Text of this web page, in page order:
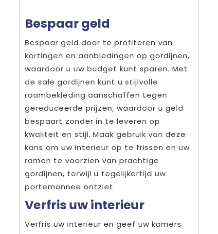
Bespaar geld
Bespaar geld door te profiteren van
kortingen en aanbiedingen op gordijnen,
waardoor u uw budget kunt sparen. Met
de sale gordijnen kunt u stijlvolle
raambekleding aanschaffen tegen
gereduceerde prijzen, waardoor u geld
bespaart zonder in te leveren op
kwaliteit en stijl. Maak gebruik van deze
kans om uw interieur op te frissen en uw
ramen te voorzien van prachtige
gordijnen, terwijl u tegelijkertijd uw
portemonnee ontziet.
Verfris uw interieur
Verfris uw interieur en geef uw kamers